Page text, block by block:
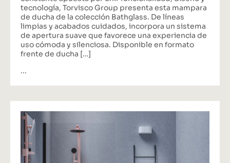
tecnología, Torvisco Group presenta esta mampara
de ducha de la colección Bathglass. De líneas
limpias y acabados cuidados, incorpora un sistema
de apertura suave que favorece una experiencia de
uso cómoda y silenciosa. Disponible en formato
frente de ducha […]
...